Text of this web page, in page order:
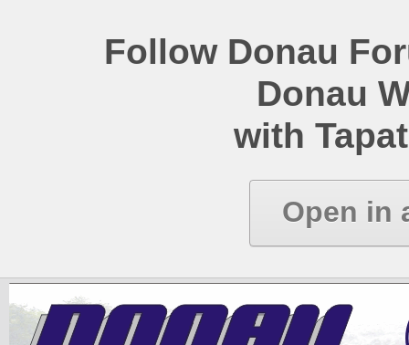
Follow Donau
Donau
with
Open in